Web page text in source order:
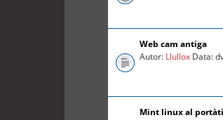
Web cam antiga
Autor: Llullox Data:
Mint linux al